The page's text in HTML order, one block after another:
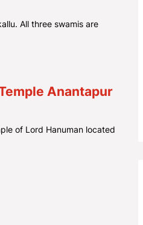
All three swamis are
Anantapur
of Lord Hanuman located